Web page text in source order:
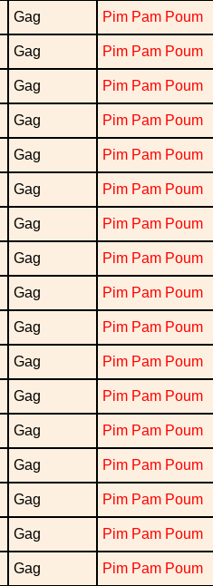
Gag Pim Pam Poum
Gag Pim Pam Poum
Gag Pim Pam Poum
Gag Pim Pam Poum
Gag Pim Pam Poum
Gag Pim Pam Poum
Gag Pim Pam Poum
Gag Pim Pam Poum
Gag Pim Pam Poum
Gag Pim Pam Poum
Gag Pim Pam Poum
Gag Pim Pam Poum
Gag Pim Pam Poum
Gag Pim Pam Poum
Gag Pim Pam Poum
Gag Pim Pam Poum
Gag Pim Pam Poum